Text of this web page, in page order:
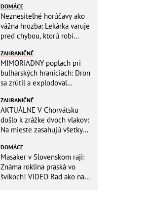
DOMÁCE
Neznesiteľné horúčavy ako
vážna hrozba: Lekárka varuje
pred chybou, ktorú robí
ZAHRANIČNÉ
MIMORIADNY poplach pri
bulharských hraniciach: Dron
sa zrútil a explodoval
ZAHRANIČNÉ
AKTUÁLNE V Chorvátsku
došlo k zrážke dvoch vlakov:
Na mieste zasahujú všetky
DOMÁCE
Masaker v Slovenskom raji:
Známa roklina praská vo
švíkoch! VIDEO Rad ako na